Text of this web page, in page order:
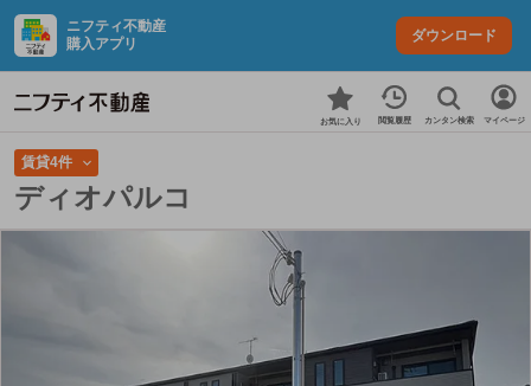
ニフティ不動産
購入アプリ
ダウンロード
お気に入り 閲覧履歴 カンタン検索 マイページ
賃貸4件
ディオパルコ